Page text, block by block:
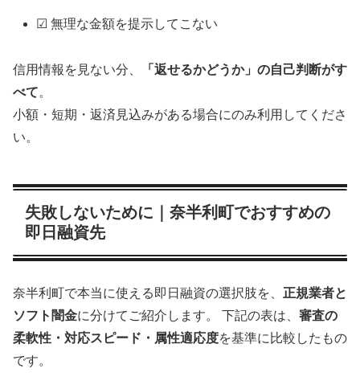
☑ 無理な金額を提示してこない
信用情報を見ない分、
「返せるかどうか」の自己判断がす
べて。
小額・短期・返済見込みがある場合にのみ利用してくださ
い。
失敗しないために｜奈半利町でおすすめの
即日融資先
奈半利町で本当に使える即日融資の選択肢を、 正規業者と
ソフト闇金に分けてご紹介します。 下記の表は、 審査の
柔軟性・対応スピード・属性適応度を基準に比較したもの
です。